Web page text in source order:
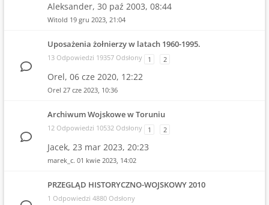
Aleksander, 30 paź 2003, 08:44
Witold 19 gru 2023, 21:04
Uposażenia żołnierzy w latach 1960-1995.
13 Odpowiedzi 19357 Odsłony 1 2
Orel, 06 cze 2020, 12:22
Orel 27 cze 2023, 10:36
Archiwum Wojskowe w Toruniu
12 Odpowiedzi 10532 Odsłony 1 2
Jacek, 23 mar 2023, 20:23
marek_c. 01 kwie 2023, 14:02
PRZEGLĄD HISTORYCZNO-WOJSKOWY 2010
1 Odpowiedzi 4880 Odsłony